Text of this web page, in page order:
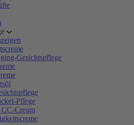
Gesichtspflege
Pflege
Cream